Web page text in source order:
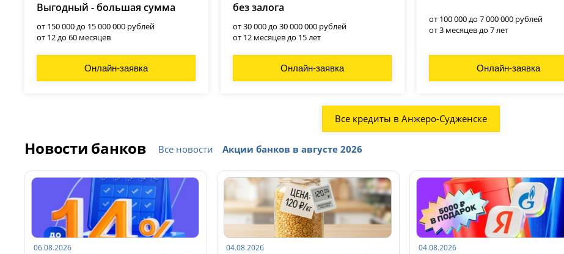
Выгодный - большая сумма
от 150 000 до 15 000 000 рублей
от 12 до 60 месяцев
Онлайн-заявка
без залога
от 30 000 до 30 000 000 рублей
от 12 месяцев до 15 лет
Онлайн-заявка
от 100 000 до 7 000 000 рублей
от 3 месяцев до 7 лет
Онлайн-заявка
Все кредиты в Анжеро-Судженске
Новости банков Все новости Акции банков в августе 2026
06.08.2026 04.08.2026 04.08.2026